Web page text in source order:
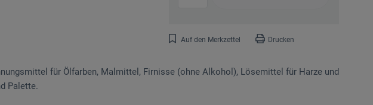
Auf den Merkzettel Drucken
für Ölfarben, Malmittel, Firnisse (ohne Alkohol), Lösemittel für Harze und
Palette.